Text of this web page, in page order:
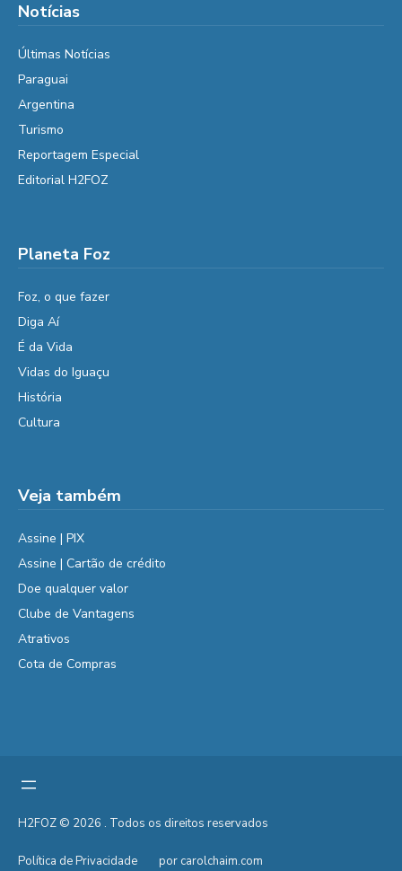
Notícias
Últimas Notícias
Paraguai
Argentina
Turismo
Reportagem Especial
Editorial H2FOZ
Planeta Foz
Foz, o que fazer
Diga Aí
É da Vida
Vidas do Iguaçu
História
Cultura
Veja também
Assine | PIX
Assine | Cartão de crédito
Doe qualquer valor
Clube de Vantagens
Atrativos
Cota de Compras
H2FOZ © 2026 . Todos os direitos reservados
Política de Privacidade por carolchaim.com